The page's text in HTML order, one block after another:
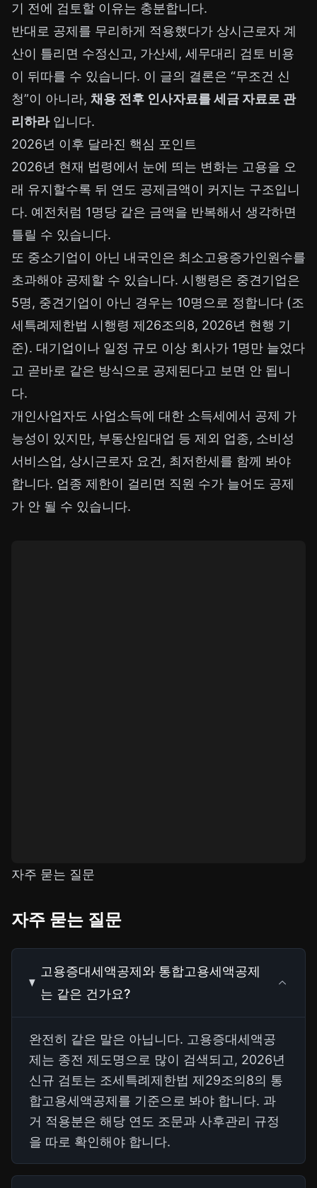
기 전에 검토할 이유는 충분합니다.
반대로 공제를 무리하게 적용했다가 상시근로자 계
산이 틀리면 수정신고, 가산세, 세무대리 검토 비용
이 뒤따를 수 있습니다. 이 글의 결론은 “무조건 신
청”이 아니라, 채용 전후 인사자료를 세금 자료로 관
리하라입니다.
2026년 이후 달라진 핵심 포인트
2026년 현재 법령에서 눈에 띄는 변화는 고용을 오
래 유지할수록 뒤 연도 공제금액이 커지는 구조입니
다. 예전처럼 1명당 같은 금액을 반복해서 생각하면
틀릴 수 있습니다.
또 중소기업이 아닌 내국인은 최소고용증가인원수를
초과해야 공제할 수 있습니다. 시행령은 중견기업은
5명, 중견기업이 아닌 경우는 10명으로 정합니다 (조
세특례제한법 시행령 제26조의8, 2026년 현행 기
준). 대기업이나 일정 규모 이상 회사가 1명만 늘었다
고 곧바로 같은 방식으로 공제된다고 보면 안 됩니
다.
개인사업자도 사업소득에 대한 소득세에서 공제 가
능성이 있지만, 부동산임대업 등 제외 업종, 소비성
서비스업, 상시근로자 요건, 최저한세를 함께 봐야
합니다. 업종 제한이 걸리면 직원 수가 늘어도 공제
가 안 될 수 있습니다.
자주 묻는 질문
자주 묻는 질문
고용증대세액공제와 통합고용세액공제
는 같은 건가요?
완전히 같은 말은 아닙니다. 고용증대세액공
제는 종전 제도명으로 많이 검색되고, 2026년
신규 검토는 조세특례제한법 제29조의8의 통
합고용세액공제를 기준으로 봐야 합니다. 과
거 적용분은 해당 연도 조문과 사후관리 규정
을 따로 확인해야 합니다.